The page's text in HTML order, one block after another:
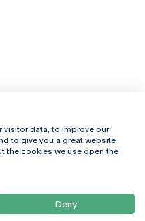
Online
Chegar
visitor data, to improve our
to give you a great website
the cookies we use open the
Deny